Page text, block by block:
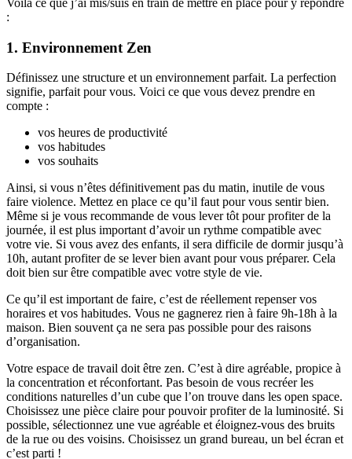
:
1. Environnement Zen
Définissez une structure et un environnement parfait. La perfection
signifie, parfait pour vous. Voici ce que vous devez prendre en
compte :
vos heures de productivité
vos habitudes
vos souhaits
Ainsi, si vous n’êtes définitivement pas du matin, inutile de vous
faire violence. Mettez en place ce qu’il faut pour vous sentir bien.
Même si je vous recommande de vous lever tôt pour profiter de la
journée, il est plus important d’avoir un rythme compatible avec
votre vie. Si vous avez des enfants, il sera difficile de dormir jusqu’à
10h, autant profiter de se lever bien avant pour vous préparer. Cela
doit bien sur être compatible avec votre style de vie.
Ce qu’il est important de faire, c’est de réellement repenser vos
horaires et vos habitudes. Vous ne gagnerez rien à faire 9h-18h à la
maison. Bien souvent ça ne sera pas possible pour des raisons
d’organisation.
Votre espace de travail doit être zen. C’est à dire agréable, propice à
la concentration et réconfortant. Pas besoin de vous recréer les
conditions naturelles d’un cube que l’on trouve dans les open space.
Choisissez une pièce claire pour pouvoir profiter de la luminosité. Si
possible, sélectionnez une vue agréable et éloignez-vous des bruits
de la rue ou des voisins. Choisissez un grand bureau, un bel écran et
c’est parti !